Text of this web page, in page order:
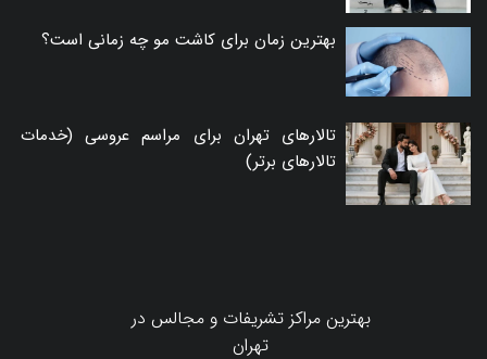
بهترین زمان برای کاشت مو چه زمانی است؟
تالارهای تهران برای مراسم عروسی (خدمات
تالارهای برتر)
بهترین مراکز تشریفات و مجالس در
تهران